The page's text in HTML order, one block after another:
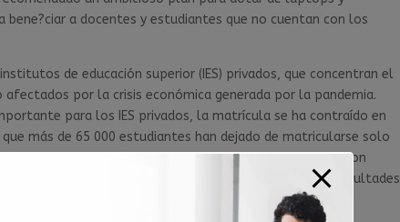
a docentes y estudiantes que no cuentan con los
de educación superior (IES) privados, que concentran el
por la crisis económica generada por la pandemia.
para los IES privados, la matrícula se ha contraído en
más de 65 000 estudiantes han dejado de matricularse solo
IES, haciendo el máximo esfuerzo posible, implementaron
para ayudar a sus estudiantes con mayores di?cultades
vida.